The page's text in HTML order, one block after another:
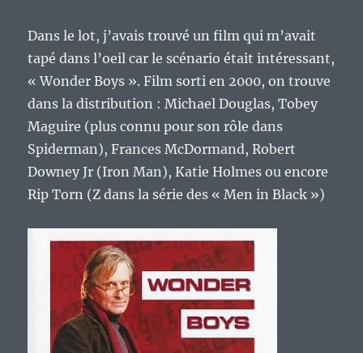
Dans le lot, j’avais trouvé un film qui m’avait
tapé dans l’oeil car le scénario était intéressant,
« Wonder Boys ». Film sorti en 2000, on trouve
dans la distribution : Michael Douglas, Tobey
Maguire (plus connu pour son rôle dans
Spiderman), Frances McDormand, Robert
Downey Jr (Iron Man), Katie Holmes ou encore
Rip Torn (Z dans la série des « Men in Black »)